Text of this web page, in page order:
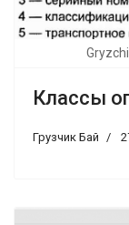
Классы
Грузчик Бай